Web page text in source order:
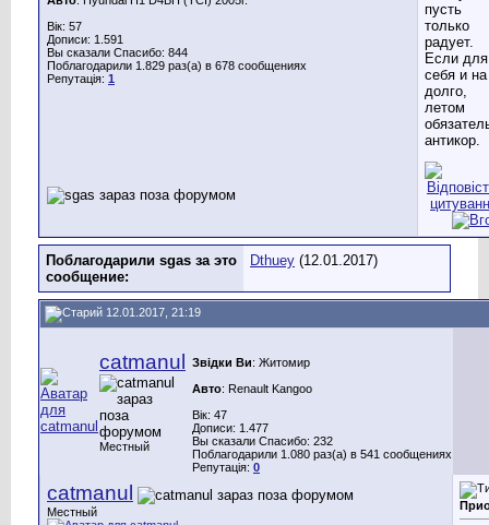
Вік: 57
Дописи: 1.591
Вы сказали Спасибо: 844
Поблагодарили 1.829 раз(а) в 678 сообщениях
Репутація: 1
пусть
только
радует.
Если для
себя и на
долго,
летом
антикор.
Поблагодарили sgas за это
сообщение:
Dthuey (12.01.2017)
12.01.2017, 21:19
catmanul
Местный
Звідки Ви: Житомир
Авто: Renault Kangoo
Вік: 47
Дописи: 1.477
Вы сказали Спасибо: 232
Поблагодарили 1.080 раз(а) в 541 сообщениях
Репутація: 0
catmanul
Местный